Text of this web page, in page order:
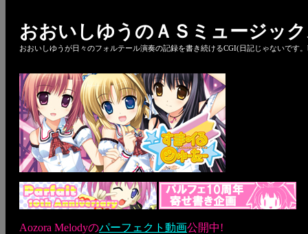
おおいしゆうのＡＳミュージッ
おおいしゆうが日々のフォルテール演奏の記録を書き続けるCGI(日記じゃないです
Aozora Melodyのパーフェクト動画公開中!